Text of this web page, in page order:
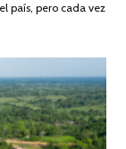
país, pero cada vez